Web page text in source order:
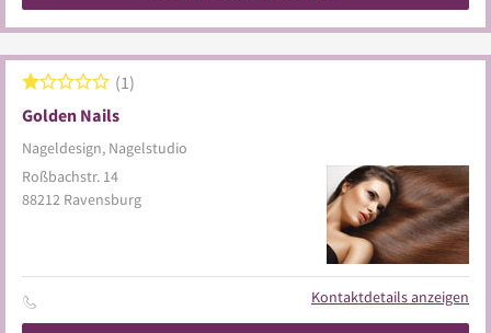
Golden Nails
Nageldesign, Nagelstudio
1
Roßbachstr. 14
88212 Ravensburg
Kontaktdetails anzeigen